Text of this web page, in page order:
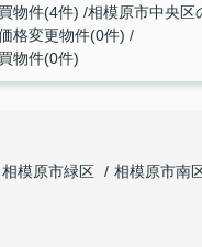
物件(4件) 相模原市中央区
格変更物件(0件)
物件(0件)
相模原市緑区 相模原市南